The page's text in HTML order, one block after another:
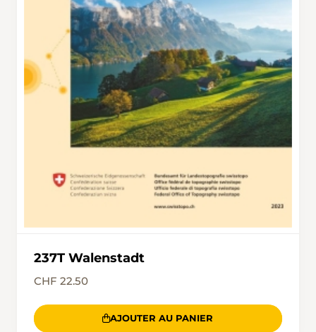
direction de la gare de Bad Ragaz, rejoindre le
restaurant Mühle. Il est tenu par un couple fort
sympathique, Bernadette et Martin Herrmann,
attentif aux désirs de la clientèle. Par beau
temps, on y mange au calme dans un petit
jardin bien protégé. De quoi clore la randonnée
en beauté.
237T Walenstadt
CHF 22.50
AJOUTER AU PANIER